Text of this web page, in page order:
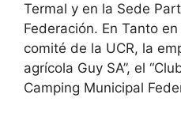
Termal y en la Sede
Federación. En Tanto
comité de la UCR, la
agrícola Guy SA”, el
Camping Municipal